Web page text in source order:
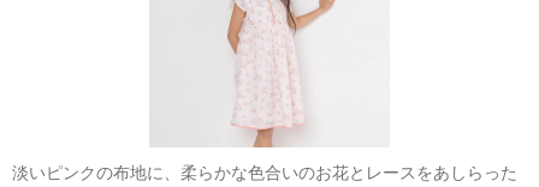
淡いピンクの布地に、柔らかな色合いのお花とレースをあしらった